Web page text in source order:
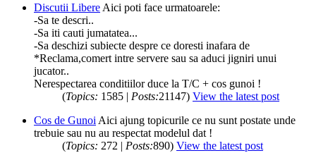
Discutii Libere Aici poti face urmatoarele:
-Sa te descri..
-Sa iti cauti jumatatea...
-Sa deschizi subiecte despre ce doresti inafara de
*Reclama,comert intre servere sau sa aduci jigniri unui
jucator..
Nerespectarea conditiilor duce la T/C + cos gunoi !
(Topics: 1585 | Posts:21147) View the latest post
Cos de Gunoi Aici ajung topicurile ce nu sunt postate unde
trebuie sau nu au respectat modelul dat !
(Topics: 272 | Posts:890) View the latest post